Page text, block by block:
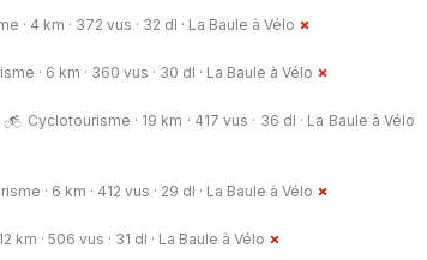
· 4 km · 372 vus · 32 dl · La Baule à Vélo
· 6 km · 360 vus · 30 dl · La Baule à Vélo
Cyclotourisme · 19 km · 417 vus · 36 dl · La Baule à Vélo
· 6 km · 412 vus · 29 dl · La Baule à Vélo
km · 506 vus · 31 dl · La Baule à Vélo